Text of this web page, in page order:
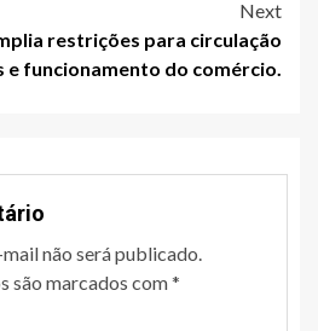
Next
restrições para circulação
e funcionamento do comércio.
não será publicado.
são marcados com*